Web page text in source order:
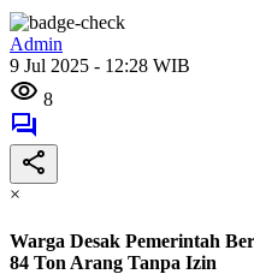
Admin
9 Jul 2025 - 12:28 WIB
8
×
Warga Desak Pemerintah
84 Ton Arang Tanpa Izin